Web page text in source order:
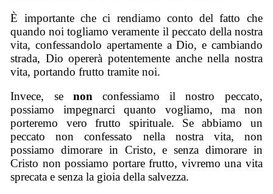
È importante che ci rendiamo conto del fatto che
quando noi togliamo veramente il peccato della nostra
vita, confessandolo apertamente a Dio, e cambiando
strada, Dio opererà potentemente anche nella nostra
vita, portando frutto tramite noi.
Invece, se nonconfessiamo il nostro peccato,
possiamo impegnarci quanto vogliamo, ma non
porteremo vero frutto spirituale. Se abbiamo un
peccato non confessato nella nostra vita, non
possiamo dimorare in Cristo, e senza dimorare in
Cristo non possiamo portare frutto, vivremo una vita
sprecata e senza la gioia della salvezza.